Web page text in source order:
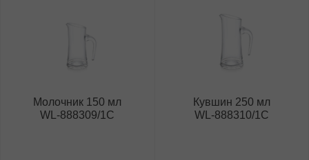
Молочник 150 мл
WL‑888309/1C
Кувшин 250 мл
WL‑888310/1C